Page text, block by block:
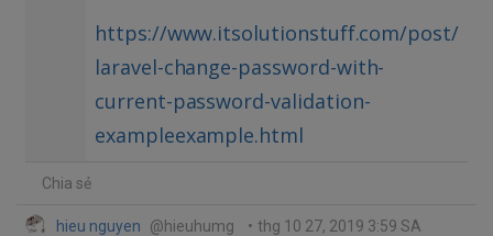
https://www.itsolutionstuff.com/post/
laravel-change-password-with-
current-password-validation-
exampleexample.html
Chia sẻ
hieu nguyen @hieuhumg • thg 10 27, 2019 3:59 SA